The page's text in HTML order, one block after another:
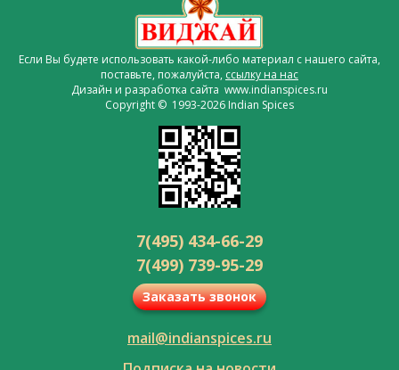
Если Вы будете использовать какой-либо материал с нашего сайта,
поставьте, пожалуйста, ссылку на нас
Дизайн и разработка сайта www.indianspices.ru
Copyright © 1993-2026 Indian Spices
7(495) 434-66-29
7(499) 739-95-29
Заказать звонок
mail@indianspices.ru